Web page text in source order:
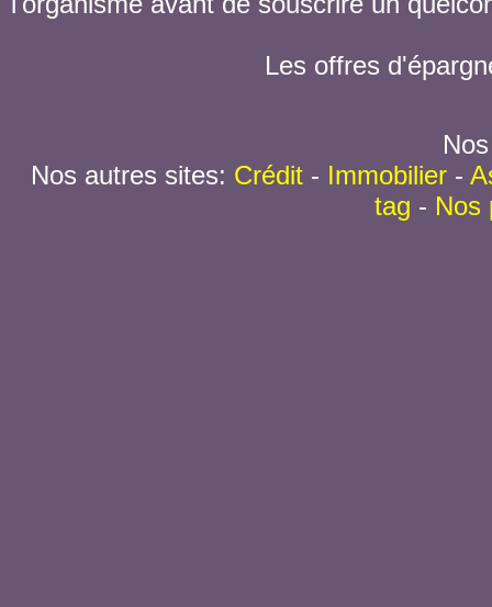
Les offres
Nos autres sites: Crédit- Immobilier-
tag - Nos